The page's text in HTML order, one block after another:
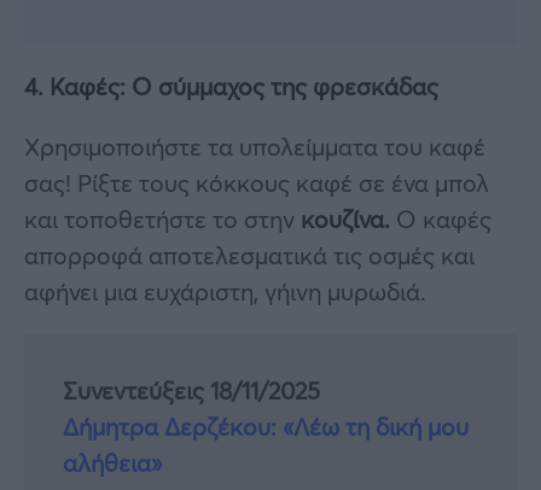
4. Καφές: Ο σύμμαχος της φρεσκάδας
Χρησιμοποιήστε τα υπολείμματα του καφέ
σας! Ρίξτε τους κόκκους καφέ σε ένα μπολ
και τοποθετήστε το στην κουζίνα. Ο καφές
απορροφά αποτελεσματικά τις οσμές και
αφήνει μια ευχάριστη, γήινη μυρωδιά.
Συνεντεύξεις 18/11/2025
Δήμητρα Δερζέκου: «Λέω τη δική μου
αλήθεια»